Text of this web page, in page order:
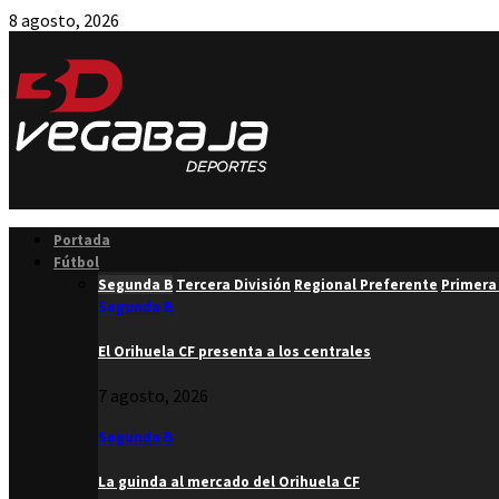
8 agosto, 2026
Portada
Fútbol
Segunda B Tercera División Regional Preferente
Segunda B
El Orihuela CF presenta a los centrales
7 agosto, 2026
Segunda B
La guinda al mercado del Orihuela CF